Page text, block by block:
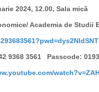
2024, 12.00, Sala mică
Academia de Studii
9368 3561 Passcode: